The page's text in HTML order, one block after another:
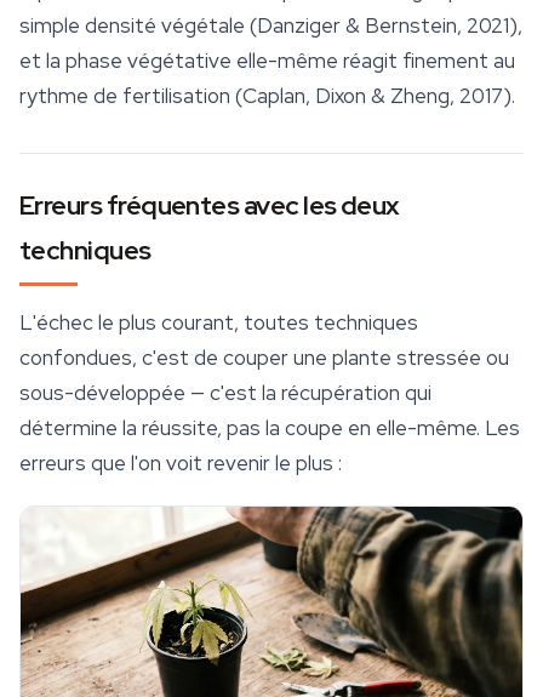
simple densité végétale (Danziger & Bernstein, 2021),
et la phase végétative elle-même réagit finement au
rythme de fertilisation (Caplan, Dixon & Zheng, 2017).
Erreurs fréquentes avec les deux
techniques
L'échec le plus courant, toutes techniques
confondues, c'est de couper une plante stressée ou
sous-développée — c'est la récupération qui
détermine la réussite, pas la coupe en elle-même. Les
erreurs que l'on voit revenir le plus :